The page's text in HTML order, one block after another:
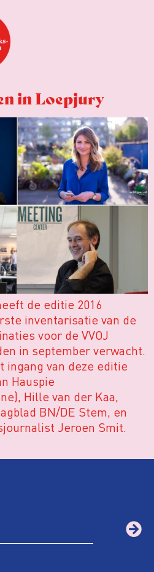
in Loepjury
de editie 2016
inventarisatie van de
voor de VVOJ
in september verwacht.
ingang van deze editie
Hauspie
Hille van der Kaa,
BN/DE Stem, en
Jeroen Smit.